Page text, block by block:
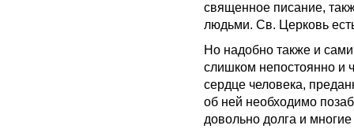
священное писание,
людьми. Св. Церковь
Но надобно также и
слишком непостоянно и
сердце человека,
об ней необходимо
довольно долга и